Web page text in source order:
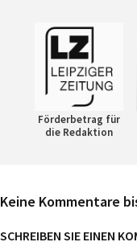
Förderbetrag für
die Redaktion
Keine Kommentare
SCHREIBEN SIE EINEN